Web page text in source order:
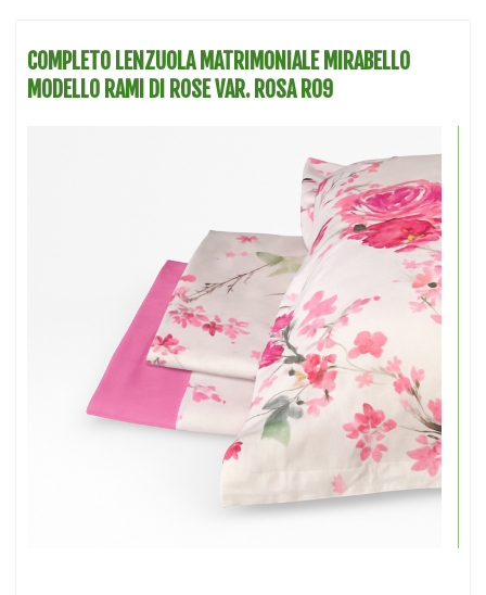
COMPLETO LENZUOLA MATRIMONIALE MIRABELLO
MODELLO RAMI DI ROSE VAR. ROSA R09